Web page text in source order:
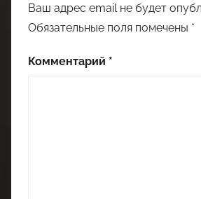
Ваш адрес email не будет
Обязательные поля помечены *
Комментарий *